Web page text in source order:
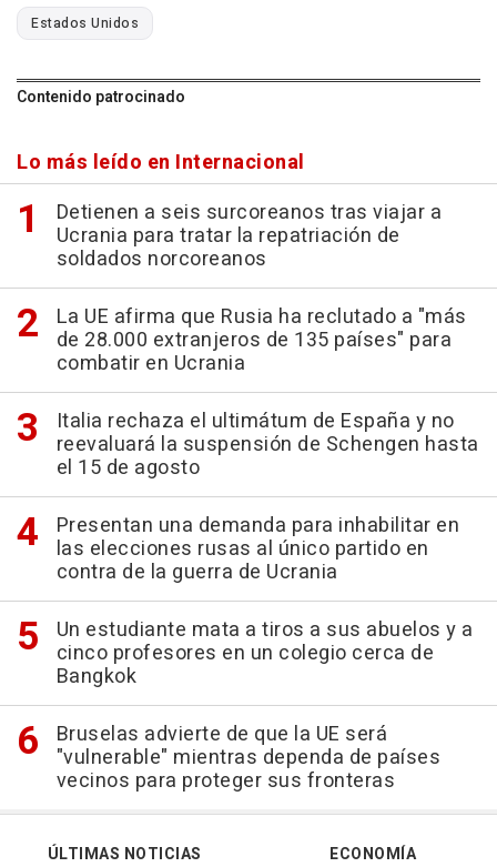
Estados Unidos
Contenido patrocinado
Lo más leído en Internacional
Detienen a seis surcoreanos tras viajar a
Ucrania para tratar la repatriación de
soldados norcoreanos
La UE afirma que Rusia ha reclutado a "más
de 28.000 extranjeros de 135 países" para
combatir en Ucrania
Italia rechaza el ultimátum de España y no
reevaluará la suspensión de Schengen hasta
el 15 de agosto
Presentan una demanda para inhabilitar en
las elecciones rusas al único partido en
contra de la guerra de Ucrania
Un estudiante mata a tiros a sus abuelos y a
cinco profesores en un colegio cerca de
Bangkok
Bruselas advierte de que la UE será
"vulnerable" mientras dependa de países
vecinos para proteger sus fronteras
ÚLTIMAS NOTICIAS
ECONOMÍA